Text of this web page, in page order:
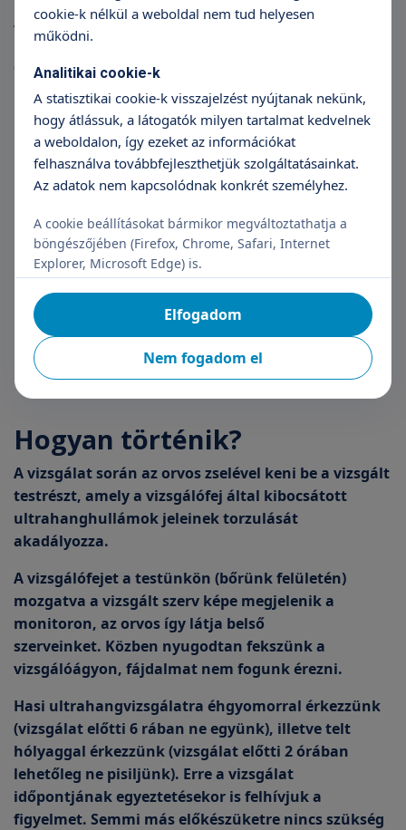
A nyaki ultrahang vizsgálatnál láthatók a
nyálmirigyek (nyálkövesség, daganatok,
gyulladások), nyaki nyirokcsomók (gyulladásos-
reaktív nyirokcsomók, daganatos illetve áttéti
nyirokcsomók).
Fontos tudni
Az ultrahang vizsgálat fájdalom- és
sugármentes.
Semmilyen káros hatása nincs. Semmilyen
kellemetlenséggel nem jár.
Rendkívül megbízható.
Széles körben alkalmazott és elfogadott
diagnosztikus módszer.
Hogyan történik?
A vizsgálat során az orvos zselével keni be a vizsgált
testrészt, amely a vizsgálófej által kibocsátott
ultrahanghullámok jeleinek torzulását
akadályozza.
A vizsgálófejet a testünkön (bőrünk felületén)
mozgatva a vizsgált szerv képe megjelenik a
monitoron, az orvos így látja belső
szerveinket. Közben nyugodtan fekszünk a
vizsgálóágyon, fájdalmat nem fogunk érezni.
Hasi ultrahangvizsgálatra éhgyomorral érkezzünk
(vizsgálat előtti 6 rában ne együnk), illetve telt
hólyaggal érkezzünk (vizsgálat előtti 2 órában
lehetőleg ne pisiljünk). Erre a vizsgálat
időpontjának egyeztetésekor is felhívjuk a
figyelmet. Semmi más előkészüketre nincs szükség
cookie-k nélkül a weboldal nem tud helyesen
működni.
Analitikai cookie-k
A statisztikai cookie-k visszajelzést nyújtanak nekünk,
hogy átlássuk, a látogatók milyen tartalmat kedvelnek
a weboldalon, így ezeket az információkat
felhasználva továbbfejleszthetjük szolgáltatásainkat.
Az adatok nem kapcsolódnak konkrét személyhez.
A cookie beállításokat bármikor megváltoztathatja a
böngészőjében (Firefox, Chrome, Safari, Internet
Explorer, Microsoft Edge) is.
Nem fogadom el
Elfogadom